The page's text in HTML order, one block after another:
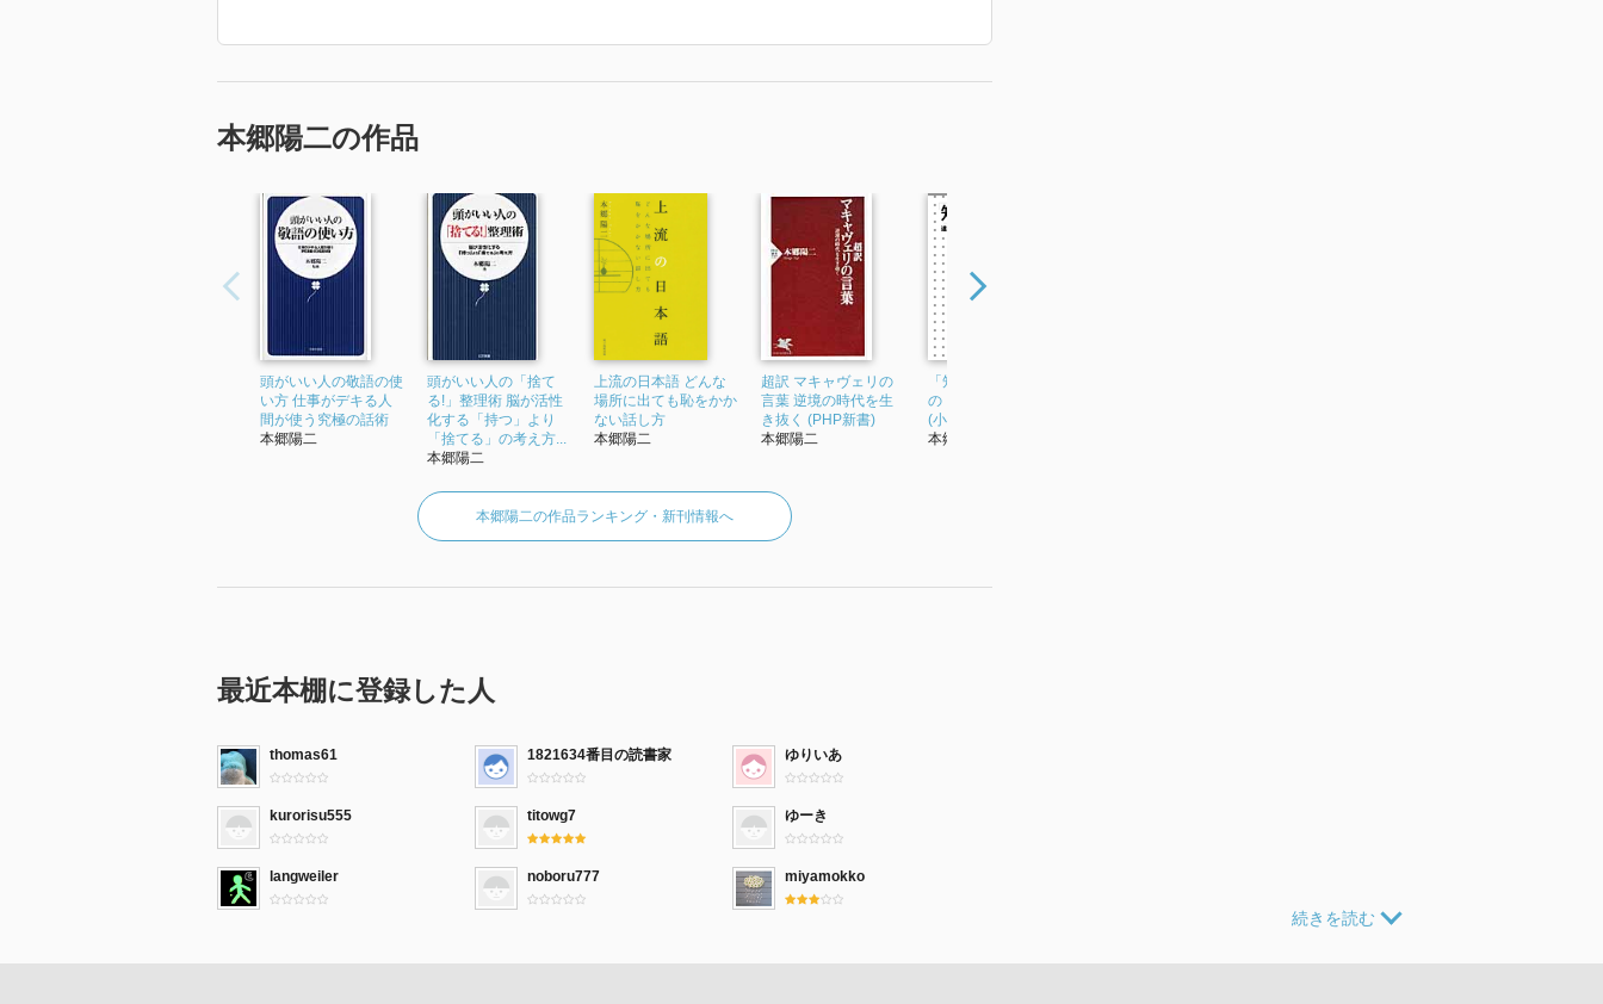
生きかた文庫》）、『今さら他人に聞けない 小学校で覚えた漢字』（KADOKAWA）、『これ
コツ』（朝日新聞出版）などがある。
介文から引用しています。」
本郷陽二の作品
頭がいい人の敬語の使
い方 仕事がデキる人
間が使う究極の話術
本郷陽二
頭がいい人の「捨て
る!」整理術 脳が活性
化する「持つ」より
「捨てる」の考え方...
本郷陽二
上流の日本語 どんな
場所に出ても恥をかか
ない話し方
本郷陽二
超訳 マキャヴェリの
言葉 逆境の時代を生
き抜く (PHP新書)
本郷陽二
「知」の強化書 達人
の「知的習慣」を読む
(小学館新書)
本郷陽二
本郷陽二の作品ランキング・新刊情報へ
最近本棚に登録した人
thomas61 1821634番目の読書家 ゆりいあ
kurorisu555 titowg7 ゆーき
langweiler noboru777 miyamokko